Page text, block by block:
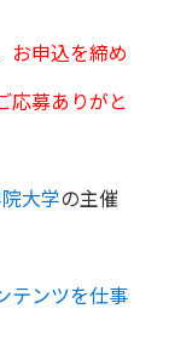
お申込を締め
応募ありがと
大学の主催
テンツを仕事